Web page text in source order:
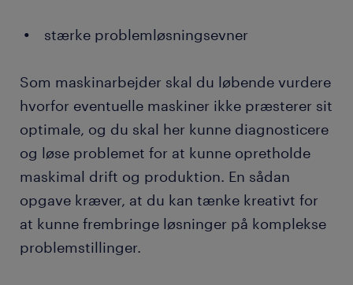
stærke problemløsningsevner
Som maskinarbejder skal du løbende vurdere
hvorfor eventuelle maskiner ikke præsterer sit
optimale, og du skal her kunne diagnosticere
og løse problemet for at kunne opretholde
maskimal drift og produktion. En sådan
opgave kræver, at du kan tænke kreativt for
at kunne frembringe løsninger på komplekse
problemstillinger.